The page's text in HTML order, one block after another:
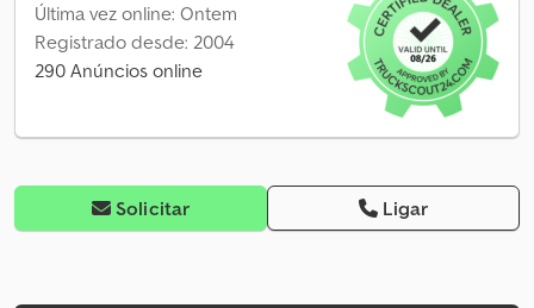
Última vez online: Ontem
Registrado desde: 2004
290 Anúncios online
Solicitar Ligar